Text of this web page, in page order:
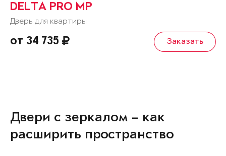
DELTA PRO MP
Дверь для квартиры
от 34 735 Заказать
Двери с зеркалом – как
расширить пространство